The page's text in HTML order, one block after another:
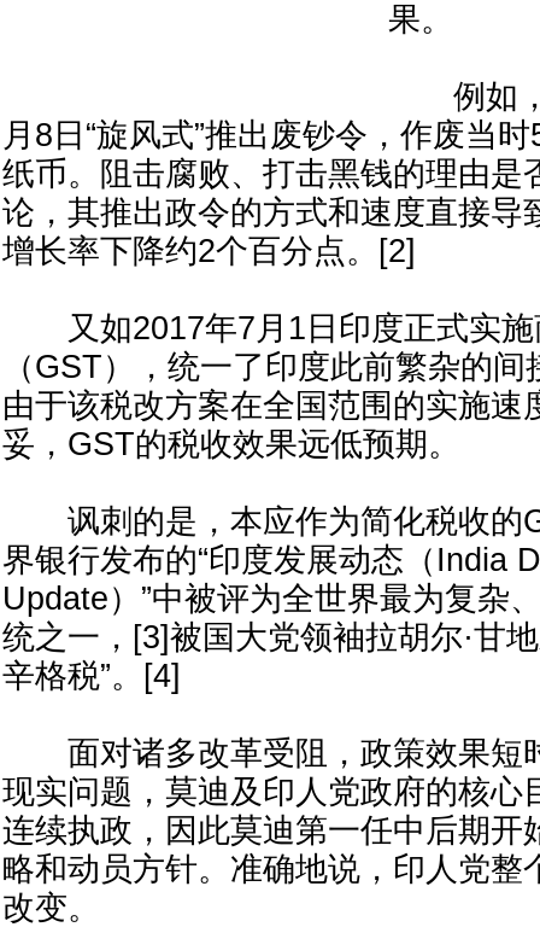
果。
例如，
月8日“旋风式”推出废钞令，作废当
纸币。阻击腐败、打击黑钱的理由是
论，其推出政令的方式和速度直接导
增长率下降约2个百分点。[2]
又如2017年7月1日印度正式实施
（GST），统一了印度此前繁杂的
由于该税改方案在全国范围的实施速
妥，GST的税收效果远低预期。
讽刺的是，本应作为简化税收的
界银行发布的“印度发展动态（India
Update）”中被评为全世界最为复杂
统之一，[3]被国大党领袖拉胡尔·甘
辛格税”。[4]
面对诸多改革受阻，政策效果短
现实问题，莫迪及印人党政府的核心
连续执政，因此莫迪第一任中后期开
略和动员方针。准确地说，印人党整
改变。